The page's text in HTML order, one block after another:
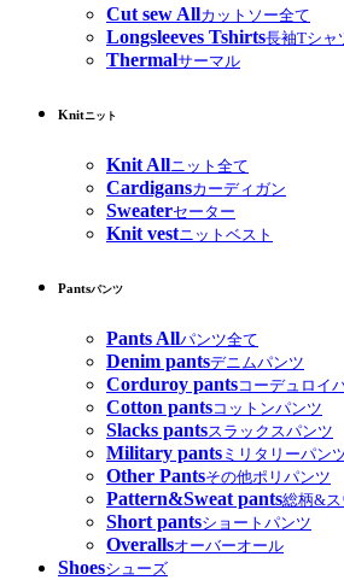
Cut sew Allカットソー全て
Longsleeves Tshirts長袖Tシャ
Thermalサーマル
Knitニット
Knit Allニット全て
Cardigansカーディガン
Sweaterセーター
Knit vestニットベスト
Pantsパンツ
Pants Allパンツ全て
Denim pantsデニムパンツ
Corduroy pantsコーデュロイ
Cotton pantsコットンパンツ
Slacks pantsスラックスパンツ
Military pants ミリタリーパン
Other Pantsその他ポリパンツ
Pattern&Sweat pants総柄&ス
Short pantsショートパンツ
Overallsオーバーオール
Shoesシューズ